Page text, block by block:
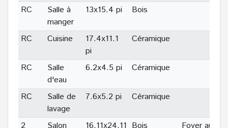
RC
Salle à
manger
13x15.4 pi Bois
RC Cuisine
17.4x11.1
pi
Céramique
RC
Salle
d'eau
6.2x4.5 pi Céramique
RC
Salle de
lavage
7.6x5.2 pi Céramique